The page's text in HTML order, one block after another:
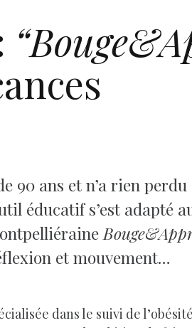
90 ans et n’a rien
éducatif s’est adapté
et mouvement…
dans le suivi de